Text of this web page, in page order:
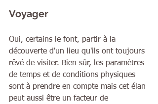
Voyager
Oui, certains le font, partir à la
découverte d'un lieu qu'ils ont toujours
rêvé de visiter. Bien sûr, les paramètres
de temps et de conditions physiques
sont à prendre en compte mais cet élan
peut aussi être un facteur de